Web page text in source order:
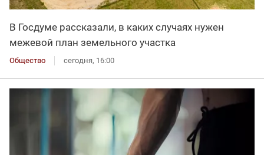
В Госдуме рассказали, в каких случаях нужен
межевой план земельного участка
Общество сегодня, 16:00